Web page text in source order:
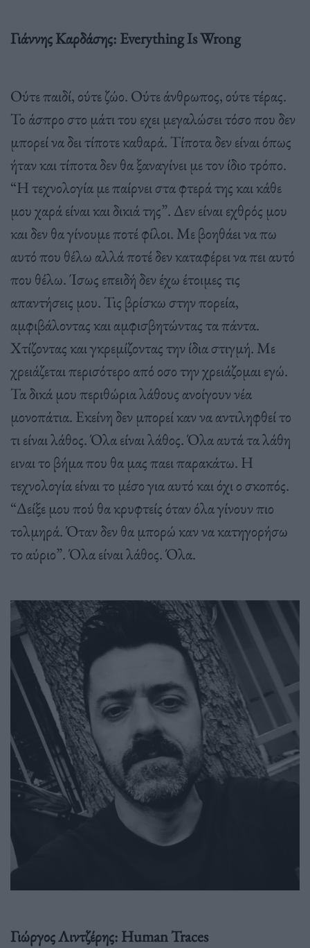
Γιάννης Καρδάσης: Everything Is Wrong
Ούτε παιδί, ούτε ζώο. Ούτε άνθρωπος, ούτε τέρας.
Το άσπρο στο μάτι του εχει μεγαλώσει τόσο που δεν
μπορεί να δει τίποτε καθαρά. Τίποτα δεν είναι όπως
ήταν και τίποτα δεν θα ξαναγίνει με τον ίδιο τρόπο.
“Η τεχνολογία με παίρνει στα φτερά της και κάθε
μου χαρά είναι και δικιά της”. Δεν είναι εχθρός μου
και δεν θα γίνουμε ποτέ φίλοι. Με βοηθάει να πω
αυτό που θέλω αλλά ποτέ δεν καταφέρει να πει αυτό
που θέλω. Ίσως επειδή δεν έχω έτοιμες τις
απαντήσεις μου. Τις βρίσκω στην πορεία,
αμφιβάλοντας και αμφισβητώντας τα πάντα.
Χτίζοντας και γκρεμίζοντας την ίδια στιγμή. Με
χρειάζεται περισότερο από οσο την χρειάζομαι εγώ.
Τα δικά μου περιθώρια λάθους ανοίγουν νέα
μονοπάτια. Εκείνη δεν μπορεί καν να αντιληφθεί το
τι είναι λάθος. Όλα είναι λάθος. Όλα αυτά τα λάθη
ειναι το βήμα που θα μας παει παρακάτω. Η
τεχνολογία είναι το μέσο για αυτό και όχι ο σκοπός.
“Δείξε μου πού θα κρυφτείς όταν όλα γίνουν πιο
τολμηρά. Όταν δεν θα μπορώ καν να κατηγορήσω
το αύριο”. Όλα είναι λάθος. Όλα.
Γιώργος Λιντζέρης: Human Traces